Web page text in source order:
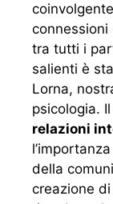
connessioni
tra tutti i
salienti è
Lorna,
psicologia.
relazioni
della
creazione